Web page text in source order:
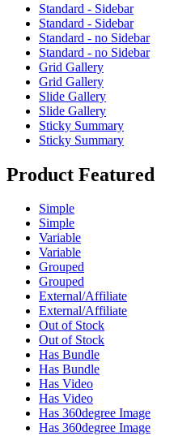
Standard - Sidebar
Standard - Sidebar
Standard - no Sidebar
Standard - no Sidebar
Grid Gallery
Grid Gallery
Slide Gallery
Slide Gallery
Sticky Summary
Sticky Summary
Product Featured
Simple
Simple
Variable
Variable
Grouped
Grouped
External/Affiliate
External/Affiliate
Out of Stock
Out of Stock
Has Bundle
Has Bundle
Has Video
Has Video
Has 360degree Image
Has 360degree Image